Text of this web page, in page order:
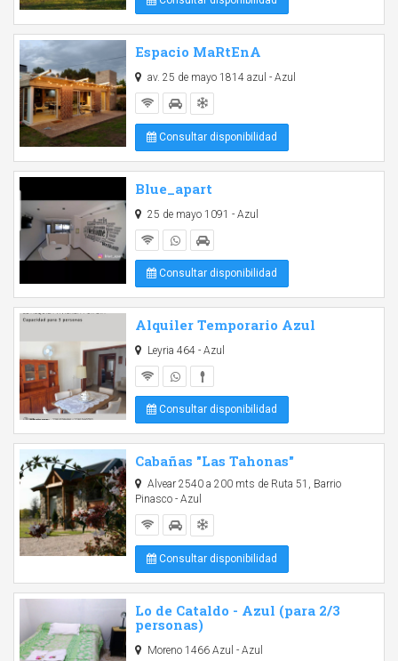
Espacio MaRtEnA
av. 25 de mayo 1814 azul - Azul
Consultar disponibilidad
Blue_apart
25 de mayo 1091 - Azul
Consultar disponibilidad
Alquiler Temporario Azul
Leyria 464 - Azul
Consultar disponibilidad
Cabañas "Las Tahonas"
Alvear 2540 a 200 mts de Ruta 51, Barrio
Pinasco - Azul
Consultar disponibilidad
Lo de Cataldo - Azul (para 2/3
personas)
Moreno 1466 Azul - Azul